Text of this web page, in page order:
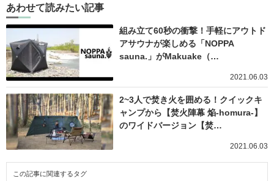
あわせて読みたい記事
組み立て60秒の衝撃！手軽にアウトド
アサウナが楽しめる「NOPPA
sauna.」がMakuake（…
2021.06.03
2~3人で焚き火を囲める！クイックキ
ャンプから【焚火陣幕 焔-homura-】
のワイドバージョン【焚…
2021.06.03
この記事に関連するタグ